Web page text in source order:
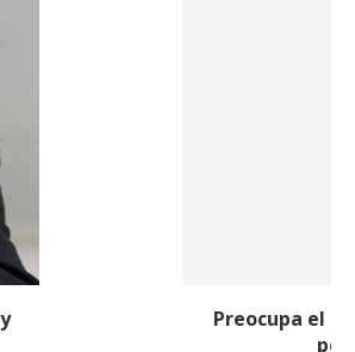
de salud de Nafer Durán: